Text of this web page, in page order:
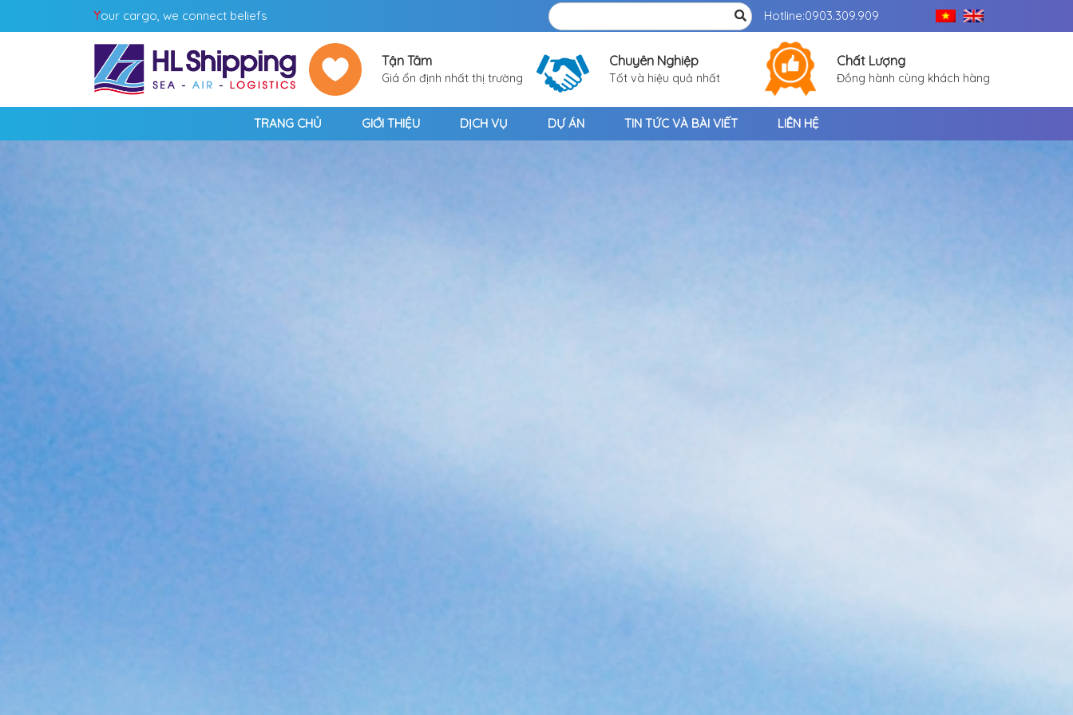
Your cargo, we connect beliefs Hotline:0903.309.909
Tận Tâm
Giá ổn định nhất thị trường
Chuyên Nghiệp
Tốt và hiệu quả nhất
Chất Lượng
Đồng hành cùng khách hàng
TRANG CHỦ GIỚI THIỆU DỊCH VỤ DỰ ÁN TIN TỨC VÀ BÀI VIẾT LIÊN HỆ